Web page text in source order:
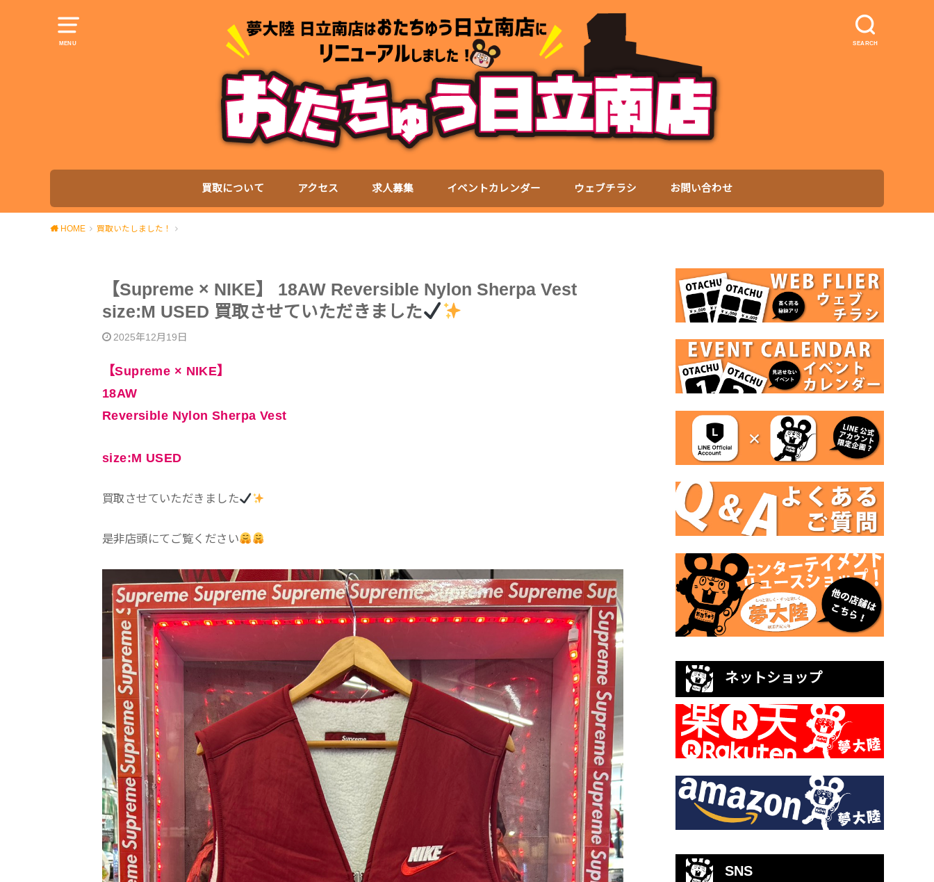
MENU SEARCH
買取について アクセス 求人募集 イベントカレンダー ウェブチラシ お問い合わせ
HOME 買取いたしました！
【Supreme × NIKE】 18AW Reversible Nylon Sherpa Vest
size:M USED 買取させていただきました
2025年12月19日
【Supreme × NIKE】
18AW
Reversible Nylon Sherpa Vest
size:M USED
買取させていただきました
是非店頭にてご覧ください
ネットショップ
SNS